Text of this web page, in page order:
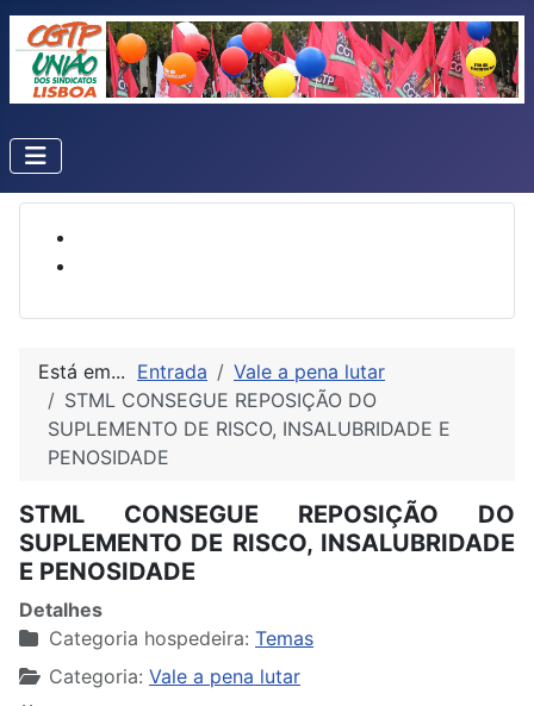
Está em... Entrada
Vale a pena lutar
STML CONSEGUE REPOSIÇÃO DO
SUPLEMENTO DE RISCO, INSALUBRIDADE E
PENOSIDADE
STML CONSEGUE REPOSIÇÃO DO
SUPLEMENTO DE RISCO, INSALUBRIDADE
E PENOSIDADE
Detalhes
Categoria hospedeira: Temas
Categoria: Vale a pena lutar